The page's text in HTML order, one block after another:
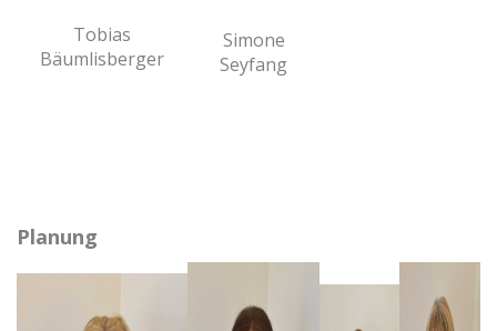
Tobias
Bäumlisberger
Simone
Seyfang
Planung